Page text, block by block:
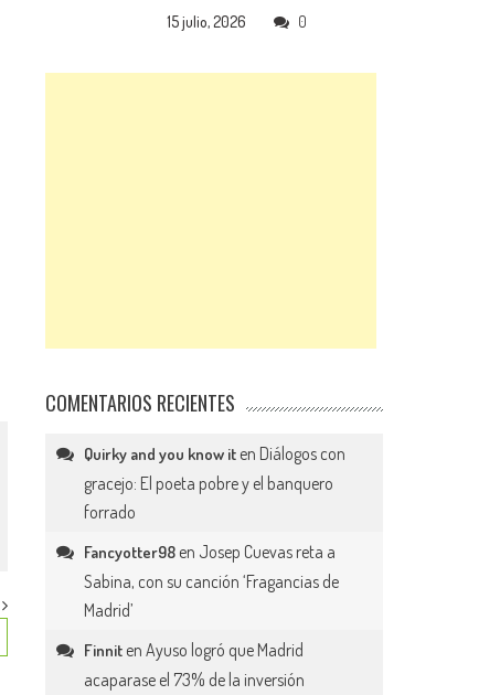
15 julio, 2026 0
COMENTARIOS RECIENTES
Quirky and you know it en Diálogos con
gracejo: El poeta pobre y el banquero
forrado
Fancyotter98 en Josep Cuevas reta a
Sabina, con su canción ‘Fragancias de
Madrid’
Finnit enAyuso logró que Madrid
acaparase el 73% de la inversión